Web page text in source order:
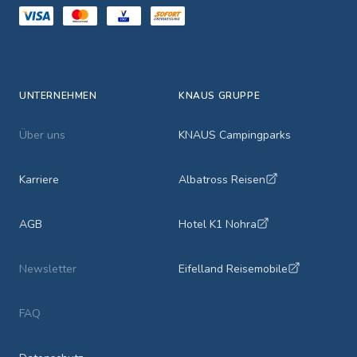
UNTERNEHMEN
Über uns
Karriere
AGB
Newsletter
FAQ
KNAUS GRUPPE
KNAUS Campingparks
Albatross Reisen
Hotel K1 Nohra
Eifelland Reisemobile